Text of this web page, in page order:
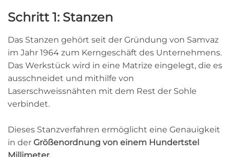
Schritt 1: Stanzen
Das Stanzen gehört seit der Gründung von Samvaz
im Jahr 1964 zum Kerngeschäft des Unternehmens.
Das Werkstück wird in eine Matrize eingelegt, die es
ausschneidet und mithilfe von
Laserschweissnähten mit dem Rest der Sohle
verbindet.
Dieses Stanzverfahren ermöglicht eine Genauigkeit
in der Größenordnung von einem Hundertstel